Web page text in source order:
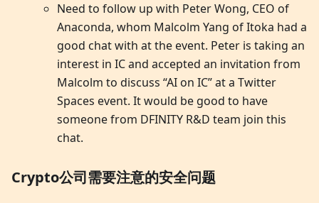
Need to follow up with Peter Wong, CEO of
Anaconda, whom Malcolm Yang of Itoka had a
good chat with at the event. Peter is taking an
interest in IC and accepted an invitation from
Malcolm to discuss “AI on IC” at a Twitter
Spaces event. It would be good to have
someone from DFINITY R&D team join this
chat.
Crypto公司需要注意的安全问题